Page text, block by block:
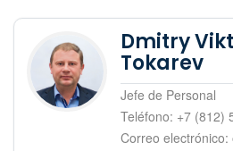
Dmitry
Tokarev
Jefe de Personal
Teléfono: +7 (812)
Correo electrónico: